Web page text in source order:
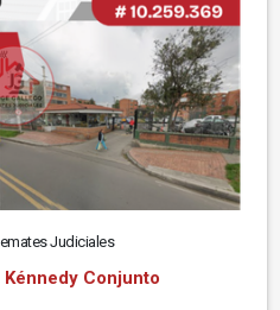
Judiciales
Kénnedy Conjunto